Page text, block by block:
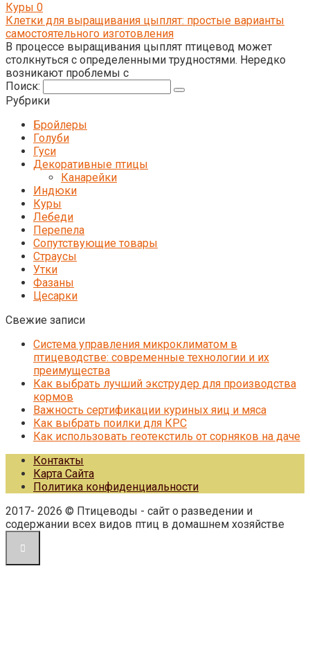
Куры 0
Клетки для выращивания цыплят: простые варианты
самостоятельного изготовления
В процессе выращивания цыплят птицевод может
столкнуться с определенными трудностями. Нередко
возникают проблемы с
Поиск:
Рубрики
Бройлеры
Голуби
Гуси
Декоративные птицы
Канарейки
Индюки
Куры
Лебеди
Перепела
Сопутствующие товары
Страусы
Утки
Фазаны
Цесарки
Свежие записи
Система управления микроклиматом в
птицеводстве: современные технологии и их
преимущества
Как выбрать лучший экструдер для производства
кормов
Важность сертификации куриных яиц и мяса
Как выбрать поилки для КРС
Как использовать геотекстиль от сорняков на даче
Контакты
Карта Сайта
Политика конфиденциальности
2017- 2026 © Птицеводы - сайт о разведении и
содержании всех видов птиц в домашнем хозяйстве